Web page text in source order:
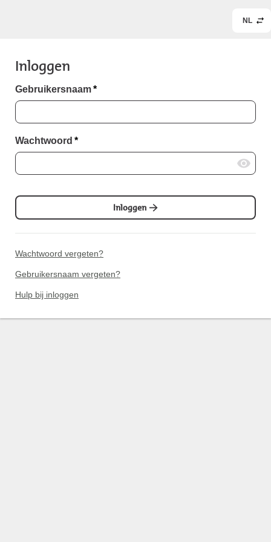
NL
Inloggen
Gebruikersnaam*
Wachtwoord *
Inloggen
Wachtwoord vergeten?
Gebruikersnaam vergeten?
Hulp bij inloggen